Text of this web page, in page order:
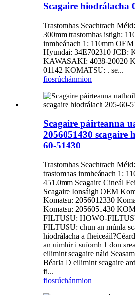
Scagaire hiodrálacha
Trastomhas Seachtrach
300mm trastomhas istigh:
inmheánach 1: 110mm
Hyundai: 34E702310 JCB:
KAWASAKI: 4038-20020
01142 KOMATSU: . se...
fiosrúchánmion
Scagaire páirteanna
2056051430 scagaire
60-51430
Trastomhas Seachtrach
trastomhas inmheánach 1:
451.0mm Scagaire Cineál
Scagaire Ionsáigh OEM
Komatsu: 2056012330
Komatsu: 2056051430
FILTUSU: HOWO-
FILTUSU: chun an múnla
hiodrálacha a
an uimhir i suíomh 1 don
eilimint scagaire náid
Béarla D eilimint scagaire
fi...
fiosrúchánmion